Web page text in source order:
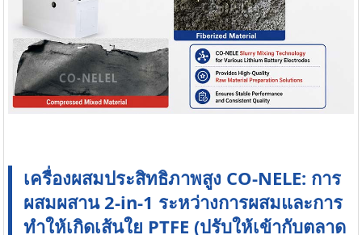
เครื่องผสมประสิทธิภาพสูง CO-NELE: การ
ผสมผสาน 2-in-1 ระหว่างการผสมและการ
ทำให้เกิดเส้นใย PTFE (ปรับให้เข้ากับตลาด